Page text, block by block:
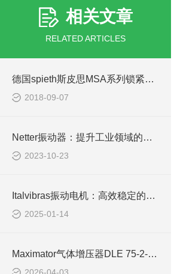
相关文章
RELATED ARTICLES
德国spieth斯皮思MSA系列锁紧螺母工作原理
2018-09-07
Netter振动器：提升工业领域的效率与生产力
2023-10-23
Italvibras振动电机：高效稳定的工业振动解决方案
2025-01-14
Maximator气体增压器DLE 75-2-NN用于反应釜加压